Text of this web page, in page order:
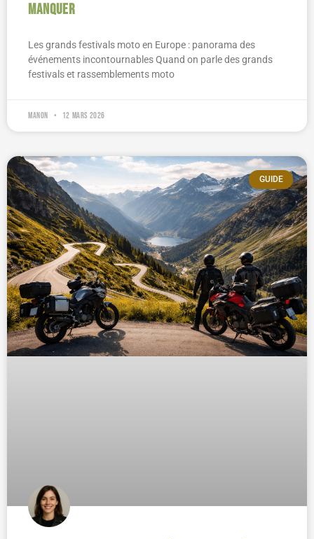
manquer
Les grands festivals moto en Europe : panorama des
événements incontournables Quand on parle des grands
festivals et rassemblements moto
Manon 12 mars 2026
GUIDE